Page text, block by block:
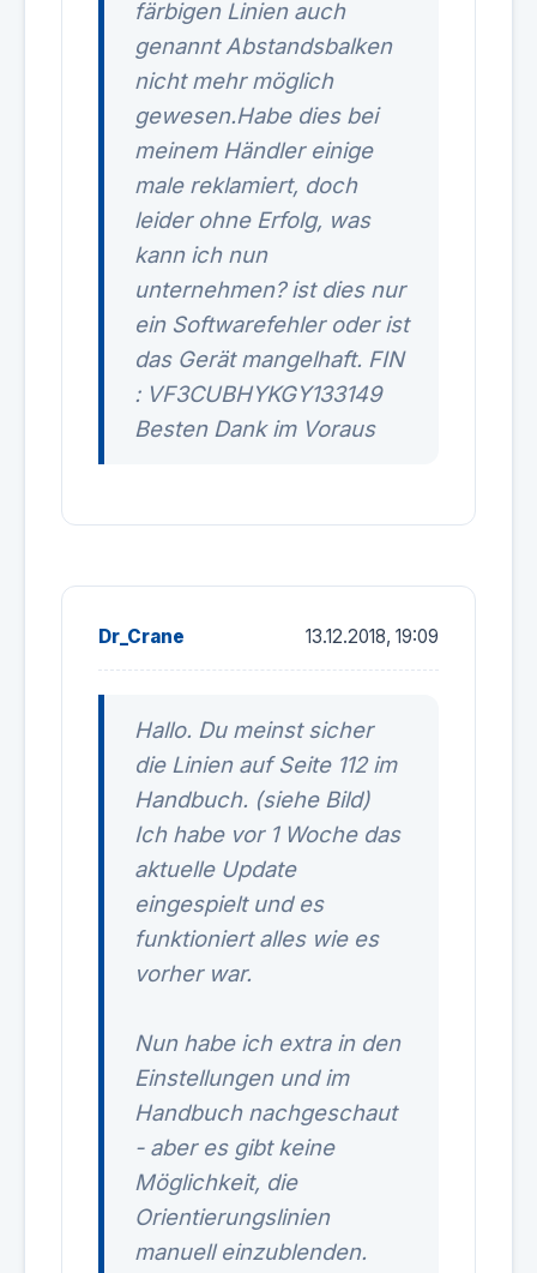
färbigen Linien auch
genannt Abstandsbalken
nicht mehr möglich
gewesen.Habe dies bei
meinem Händler einige
male reklamiert, doch
leider ohne Erfolg, was
kann ich nun
unternehmen? ist dies nur
ein Softwarefehler oder ist
das Gerät mangelhaft. FIN
: VF3CUBHYKGY133149
Besten Dank im Voraus
Dr_Crane 13.12.2018, 19:09
Hallo. Du meinst sicher
die Linien auf Seite 112 im
Handbuch. (siehe Bild)
Ich habe vor 1 Woche das
aktuelle Update
eingespielt und es
funktioniert alles wie es
vorher war.
Nun habe ich extra in den
Einstellungen und im
Handbuch nachgeschaut
- aber es gibt keine
Möglichkeit, die
Orientierungslinien
manuell einzublenden.